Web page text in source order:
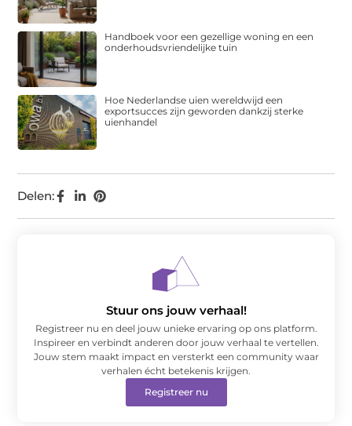
Delen:
Handboek voor een gezellige woning en een
onderhoudsvriendelijke tuin
Hoe Nederlandse uien wereldwijd een
exportsucces zijn geworden dankzij sterke
uienhandel
Stuur ons jouw verhaal!
Registreer nu en deel jouw unieke ervaring op ons platform.
Inspireer en verbindt anderen door jouw verhaal te vertellen.
Jouw stem maakt impact en versterkt een community waar
verhalen écht betekenis krijgen.
Registreer nu